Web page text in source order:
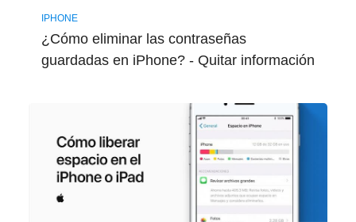
IPHONE
¿Cómo eliminar las contraseñas
guardadas en iPhone? - Quitar información